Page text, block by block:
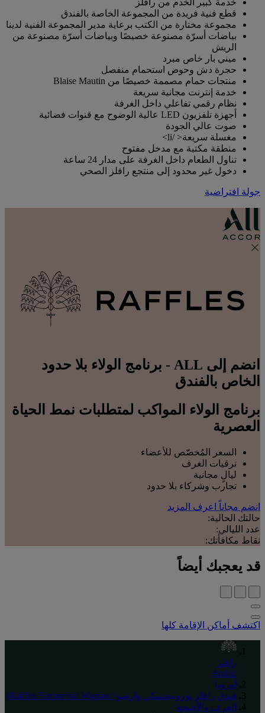
خدمة كبير الخدم من رافلز
قطع فنية فريدة من المجموعة الخاصة بالفندق
مجموعة مختارة من الكتب برعاية مدير المجموعة الفنية لدينا
بياضات أسرّة مصنوعة خصيصًا وبياضات أسرّة مصنوعة من
الريش
ميني بار خاص مبرد
حجرة دش وحوض استحمام منفصل
منتجات حمام مصممة خصيصًا من Blaise Mautin
خدمة إنترنت مجانية سريعة
نظام رقمي تفاعلي داخل الغرفة
أجهزة تلفزيون LED عالية الوضوح مع قنوات فضائية
صوت عالي الجودة
مغسلة سريعة< /li>
منطقة مكتبة مع مدخل مفتوح
تناول الطعام داخل الغرفة على مدار 24 ساعة
دخول غير محدود إلى منتجع رافلز الصحي
جولة افتراضية
انضم إلى ALL - برنامج الولاء بلا حدود
الخاص بالفندق
برنامج الولاء المواكب لمتطلبات نمط الحياة
العصرية
السعر المُخصّص للأعضاء
ترقيات الغرف
ليالٍ مجانية
تجارب وشركاء بلا حدود
انضم مجاناً
اعرف المزيد
حالتك الحالية:
عدد الليالي:
نقاط مكافأتك:
قد يعجبك أيضاً
اكتشف أماكن الإقامة كلها
رافلز
Arabic
أوروبا
فندق رافلز يوروبيجسكي وارسو (Raffles Europejski Warsaw)
الغرف والأجنحة